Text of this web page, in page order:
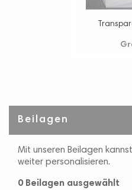
Beilagen
Mit unseren Beilagen
weiter personalisieren.
0 Beilagen ausgewählt